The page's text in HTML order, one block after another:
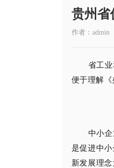
贵州省
作者：admin
省工
便于理解
中小
是促进中
新发展理